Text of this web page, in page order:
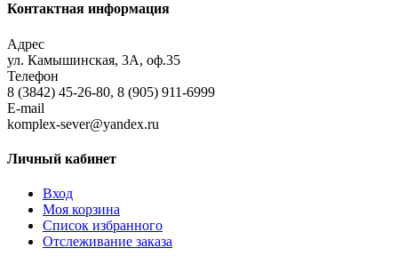
Контактная информация
Адрес
ул. Камышинская, 3А, оф.35
Телефон
8 (3842) 45-26-80, 8 (905) 911-6999
E-mail
komplex-sever@yandex.ru
Личный кабинет
Вход
Моя корзина
Список избранного
Отслеживание заказа